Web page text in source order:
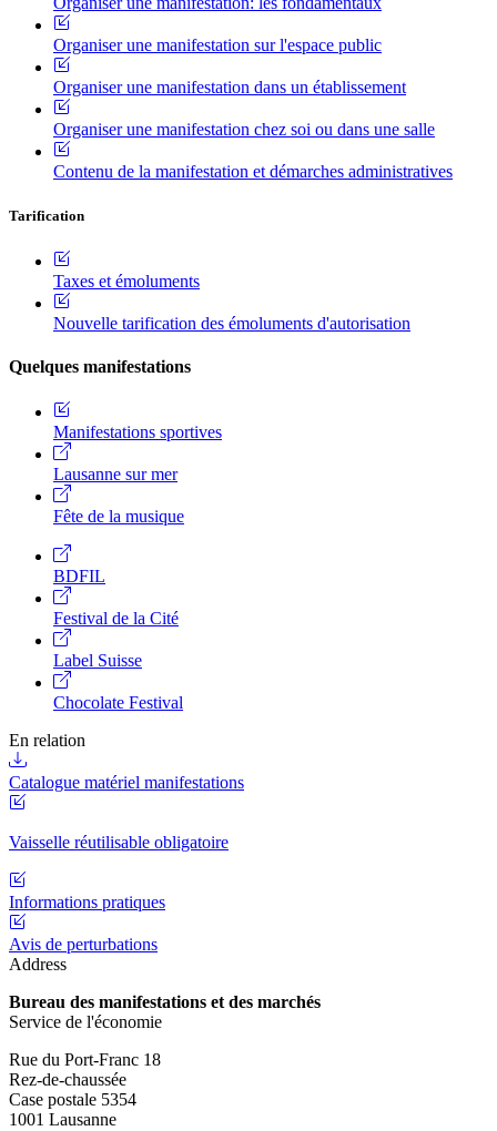
Organiser une manifestation sur l'espace public
Organiser une manifestation dans un établissement
Organiser une manifestation chez soi ou dans une salle
Contenu de la manifestation et démarches administratives
Tarification
Taxes et émoluments
Nouvelle tarification des émoluments d'autorisation
Quelques manifestations
Manifestations sportives
Lausanne sur mer
Fête de la musique
BDFIL
Festival de la Cité
Label Suisse
Chocolate Festival
En relation
Catalogue matériel manifestations
Vaisselle réutilisable obligatoire
Informations pratiques
Avis de perturbations
Address
Bureau des manifestations et des marchés
Service de l'économie
Rue du Port-Franc 18
Rez-de-chaussée
Case postale 5354
1001 Lausanne